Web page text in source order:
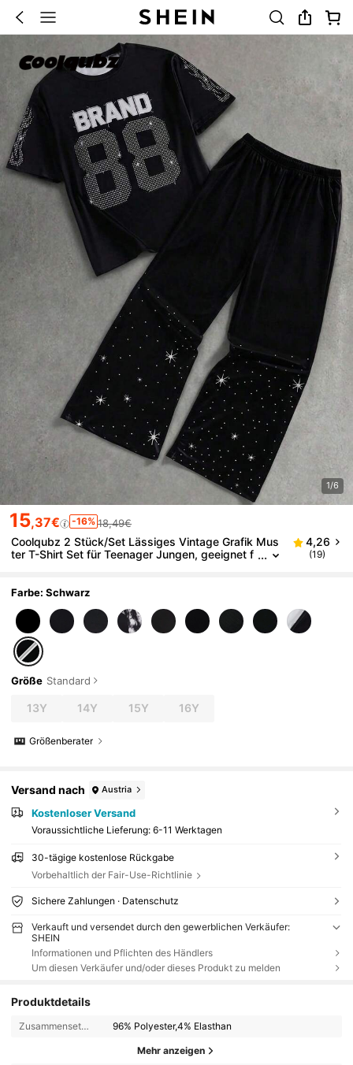
1/6
15,37€ -16% 18,49€
Coolqubz 2 Stück/Set Lässiges Vintage Grafik Mus
ter T-Shirt Set für Teenager Jungen, geeignet f
4,26
(19)
Farbe: Schwarz
Größe Standard
13Y 14Y 15Y 16Y
Größenberater
Versand nach Austria
Kostenloser Versand
Voraussichtliche Lieferung: 6-11 Werktagen
30-tägige kostenlose Rückgabe
Vorbehaltlich der Fair-Use-Richtlinie
Sichere Zahlungen · Datenschutz
Verkauft und versendet durch den gewerblichen Verkäufer:
SHEIN
Informationen und Pflichten des Händlers
Um diesen Verkäufer und/oder dieses Produkt zu melden
Produktdetails
Zusammensetzung: 96% Polyester,4% Elasthan
Mehr anzeigen